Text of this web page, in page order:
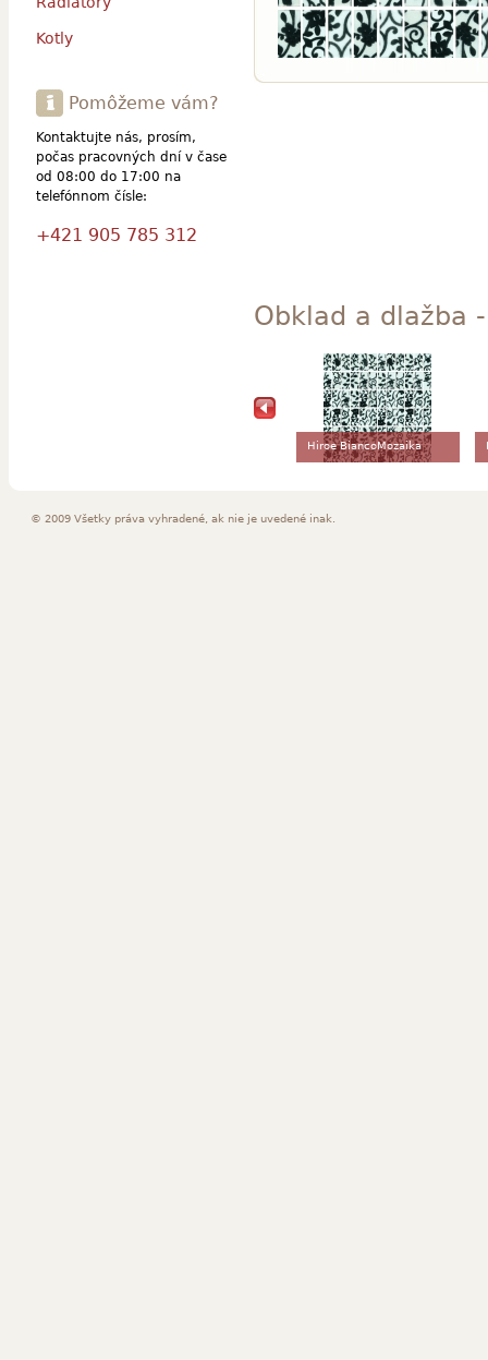
Obklad a dlažba
Hiroe BiancoMozaika
Kotly
Pomôžeme vám?
Kontaktujte nás, prosím,
počas pracovných dní v čase
od 08:00 do 17:00 na
telefónnom čísle:
+421 905 785 312
© 2009 Všetky práva vyhradené, ak nie je uvedené inak.